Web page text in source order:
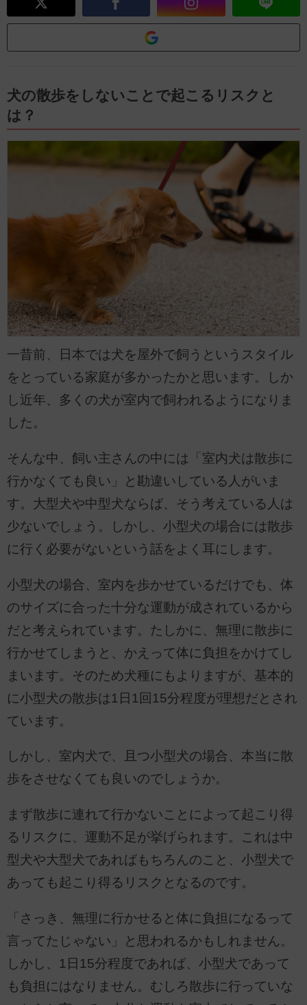
犬の散歩をしないことで起こるリスクと
は？
一昔前、日本では犬を屋外で飼うというスタイル
をとっている家庭が多かったかと思います。しか
し近年、多くの犬が室内で飼われるようになりま
した。
そんな中、飼い主さんの中には「室内犬は散歩に
行かなくても良い」と勘違いしている人がいま
す。大型犬や中型犬ならば、そう考えている人は
少ないでしょう。しかし、小型犬の場合には散歩
に行く必要がないという話をよく耳にします。
小型犬の場合、室内を歩かせているだけでも、体
のサイズに合った十分な運動が成されているから
だと考えられています。たしかに、無理に散歩に
行かせてしまうと、かえって体に負担をかけてし
まいます。そのため犬種にもよりますが、基本的
に小型犬の散歩は1日1回15分程度が理想だとされ
ています。
しかし、室内犬で、且つ小型犬の場合、本当に散
歩をさせなくても良いのでしょうか。
まず散歩に連れて行かないことによって起こり得
るリスクに、運動不足が挙げられます。これは中
型犬や大型犬であればもちろんのこと、小型犬で
あっても起こり得るリスクとなるのです。
「さっき、無理に行かせると体に負担になるって
言ってたじゃない」と思われるかもしれません。
しかし、1日15分程度であれば、小型犬であって
も負担にはなりません。むしろ散歩に行っていな